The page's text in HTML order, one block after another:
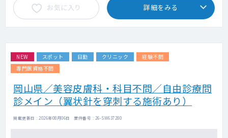
お気に入り 詳細をみる
NEW スポット 日勤 クリニック
経験不問
専門医資格不問
岡山県／美容皮膚科・科目不問／自由診療問
診メイン（翼状針を穿刺する施術あり）
掲載更新日 : 2026年08月06日 案件番号 : 26-SW637280